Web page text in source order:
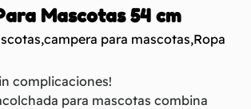
Mascotas 54 cm
,campera para mascotas,Ropa
complicaciones!
para mascotas combina